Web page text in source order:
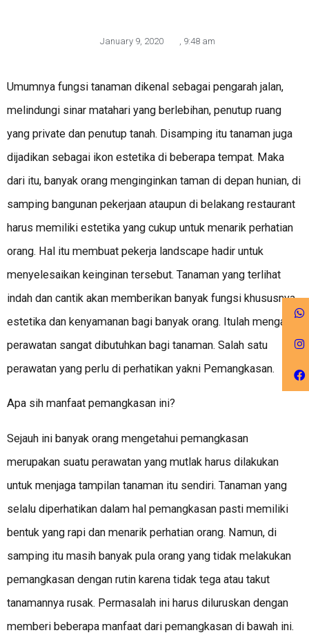
January 9, 2020 9:48 am
Umumnya fungsi tanaman dikenal sebagai pengarah jalan,
melindungi sinar matahari yang berlebihan, penutup ruang
yang private dan penutup tanah. Disamping itu tanaman juga
dijadikan sebagai ikon estetika di beberapa tempat. Maka
dari itu, banyak orang menginginkan taman di depan hunian, di
samping bangunan pekerjaan ataupun di belakang restaurant
harus memiliki estetika yang cukup untuk menarik perhatian
orang. Hal itu membuat pekerja landscape hadir untuk
menyelesaikan keinginan tersebut. Tanaman yang terlihat
indah dan cantik akan memberikan banyak fungsi khususnya
estetika dan kenyamanan bagi banyak orang. Itulah mengapa
perawatan sangat dibutuhkan bagi tanaman. Salah satu
perawatan yang perlu di perhatikan yakni Pemangkasan.
Apa sih manfaat pemangkasan ini?
Sejauh ini banyak orang mengetahui pemangkasan
merupakan suatu perawatan yang mutlak harus dilakukan
untuk menjaga tampilan tanaman itu sendiri. Tanaman yang
selalu diperhatikan dalam hal pemangkasan pasti memiliki
bentuk yang rapi dan menarik perhatian orang. Namun, di
samping itu masih banyak pula orang yang tidak melakukan
pemangkasan dengan rutin karena tidak tega atau takut
tanamannya rusak. Permasalah ini harus diluruskan dengan
memberi beberapa manfaat dari pemangkasan di bawah ini.